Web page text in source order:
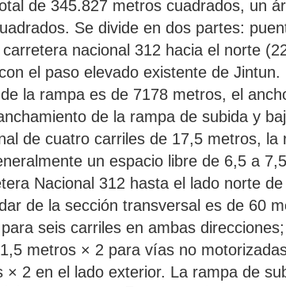
de 345.827 metros cuadrados, un
Se divide en dos partes:
nacional 312 hacia el norte
el paso elevado existente de
la rampa es de 7178 metros, el
de la rampa de subida y
de cuatro carriles de 17,5 metros,
un espacio libre de 6,5 a
Nacional 312 hasta el lado norte
de la sección transversal es de 60
seis carriles en ambas
metros × 2 para vías no
2 en el lado exterior. La rampa de